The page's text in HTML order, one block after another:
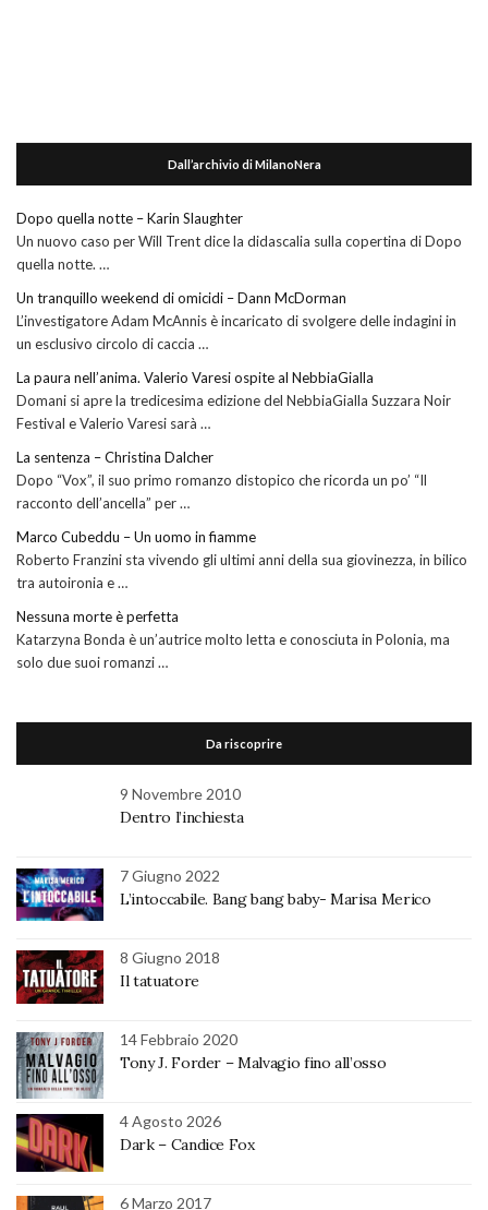
Dall’archivio di MilanoNera
Dopo quella notte – Karin Slaughter
Un nuovo caso per Will Trent dice la didascalia sulla copertina di Dopo
quella notte. …
Un tranquillo weekend di omicidi – Dann McDorman
L’investigatore Adam McAnnis è incaricato di svolgere delle indagini in
un esclusivo circolo di caccia …
La paura nell’anima. Valerio Varesi ospite al NebbiaGialla
Domani si apre la tredicesima edizione del NebbiaGialla Suzzara Noir
Festival e Valerio Varesi sarà …
La sentenza – Christina Dalcher
Dopo “Vox”, il suo primo romanzo distopico che ricorda un po’ “Il
racconto dell’ancella” per …
Marco Cubeddu – Un uomo in fiamme
Roberto Franzini sta vivendo gli ultimi anni della sua giovinezza, in bilico
tra autoironia e …
Nessuna morte è perfetta
Katarzyna Bonda è un’autrice molto letta e conosciuta in Polonia, ma
solo due suoi romanzi …
Da riscoprire
9 Novembre 2010
Dentro l’inchiesta
7 Giugno 2022
L’intoccabile. Bang bang baby- Marisa Merico
8 Giugno 2018
Il tatuatore
14 Febbraio 2020
Tony J. Forder – Malvagio fino all’osso
4 Agosto 2026
Dark – Candice Fox
6 Marzo 2017